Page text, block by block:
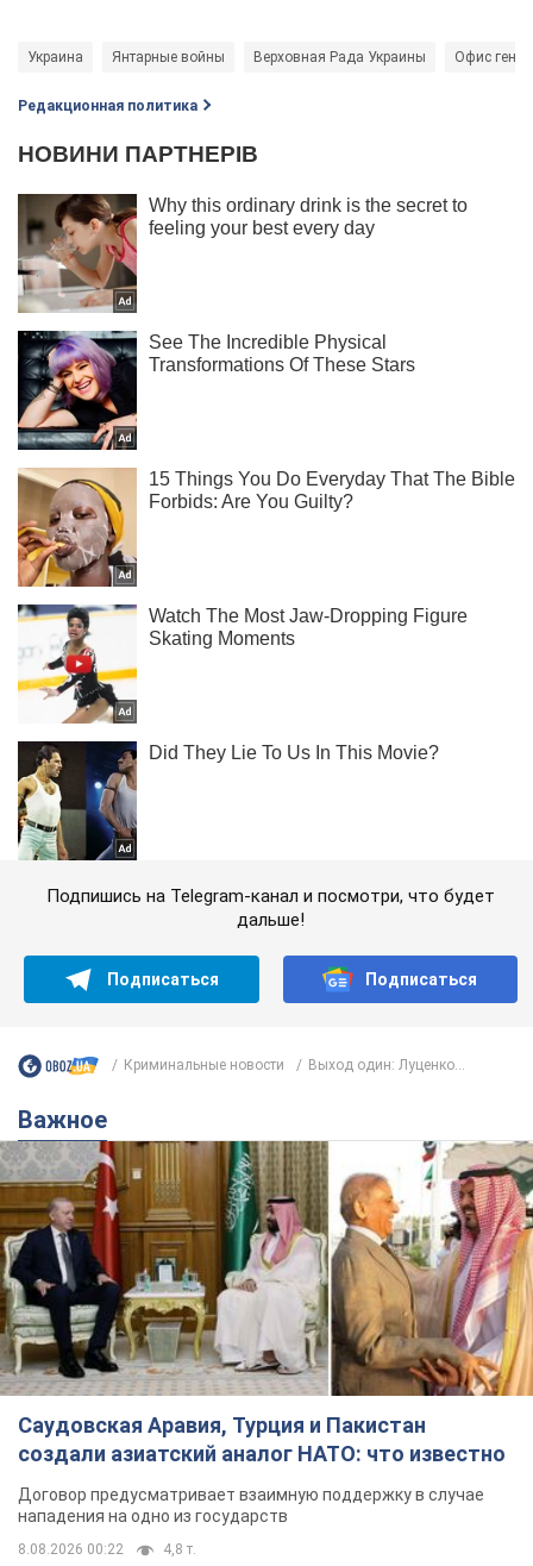
Украина Янтарные войны Верховная Рада Украины Офис
Редакционная политика
Подпишись на Telegram-канал и посмотри, что будет
дальше!
Подписаться Подписаться
Криминальные новости Выход один: Луценко...
Важное
Саудовская Аравия, Турция и Пакистан
создали азиатский аналог НАТО: что известно
Договор предусматривает взаимную поддержку в случае
нападения на одно из государств
8.08.2026 00:22 4,8 т.